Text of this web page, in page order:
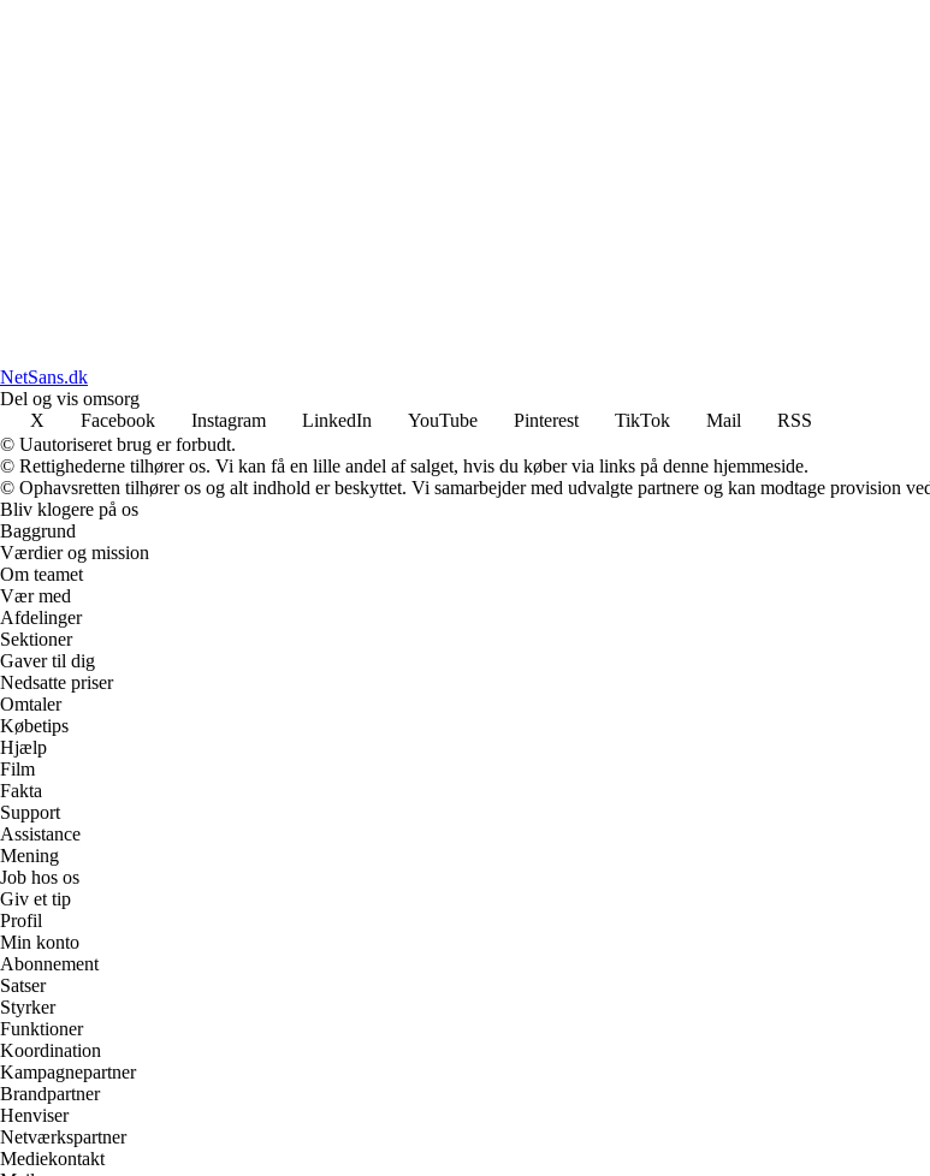
NetSans.dk
Del og vis omsorg
X
Facebook Instagram LinkedIn YouTube Pinterest TikTok Mail
RSS
© Uautoriseret brug er forbudt.
© Rettighederne tilhører os. Vi kan få en lille andel af salget, hvis du køber via links på denne hjemmeside.
© Ophavsretten tilhører os og alt indhold er beskyttet. Vi samarbejder med udvalgte partnere og kan modtage provision
Bliv klogere på os
Baggrund
Værdier og mission
Om teamet
Vær med
Afdelinger
Sektioner
Gaver til dig
Nedsatte priser
Omtaler
Købetips
Hjælp
Film
Fakta
Support
Assistance
Mening
Job hos os
Giv et tip
Profil
Min konto
Abonnement
Satser
Styrker
Funktioner
Koordination
Kampagnepartner
Brandpartner
Henviser
Netværkspartner
Mediekontakt